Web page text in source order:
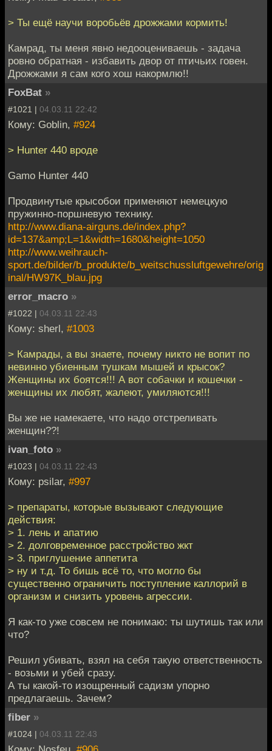
> Ты ещё научи воробьёв дрожжами кормить!
Камрад, ты меня явно недооцениваешь - задача
ровно обратная - избавить двор от птичьих говен.
Дрожжами я сам кого хош накормлю!!
FoxBat »
#1021 | 04.03.11 22:42
Кому: Goblin, #924
> Hunter 440 вроде
Gamo Hunter 440
Продвинутые крысобои применяют немецкую
пружинно-поршневую технику.
http://www.diana-airguns.de/index.php?
id=137&amp;L=1&width=1680&height=1050
http://www.weihrauch-
sport.de/bilder/b_produkte/b_weitschussluftgewehre/orig
inal/HW97K_blau.jpg
error_macro »
#1022 | 04.03.11 22:43
Кому: sherl, #1003
> Камрады, а вы знаете, почему никто не вопит по
невинно убиенным тушкам мышей и крысок?
Женщины их боятся!!! А вот собачки и кошечки -
женщины их любят, жалеют, умиляются!!!
Вы же не намекаете, что надо отстреливать
женщин??!
ivan_foto »
#1023 | 04.03.11 22:43
Кому: psilar, #997
> препараты, которые вызывают следующие
действия:
> 1. лень и апатию
> 2. долговременное расстройство жкт
> 3. приглушение аппетита
> ну и т.д. То бишь всё то, что могло бы
существенно ограничить поступление каллорий в
организм и снизить уровень агрессии.
Я как-то уже совсем не понимаю: ты шутишь так или
что?
Решил убивать, взял на себя такую ответственность
- возьми и убей сразу.
А ты какой-то изощренный садизм упорно
предлагаешь. Зачем?
fiber »
#1024 | 04.03.11 22:43